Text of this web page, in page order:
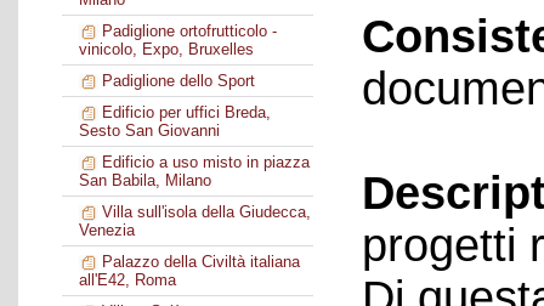
Padiglione ortofrutticolo -
vinicolo, Expo, Bruxelles
Padiglione dello Sport
Edificio per uffici Breda,
Sesto San Giovanni
Edificio a uso misto in piazza
San Babila, Milano
Villa sull'isola della Giudecca,
Venezia
Palazzo della Civiltà italiana
all'E42, Roma
progetti